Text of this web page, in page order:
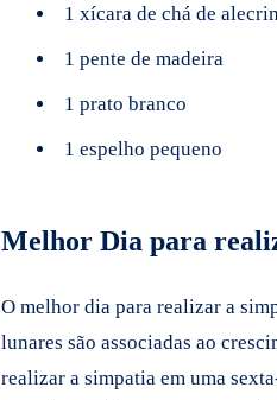
1 xícara de chá de
1 pente de madeira
1 prato branco
1 espelho pequeno
Melhor Dia para
O melhor dia para realizar a
lunares são associadas ao
realizar a simpatia em uma